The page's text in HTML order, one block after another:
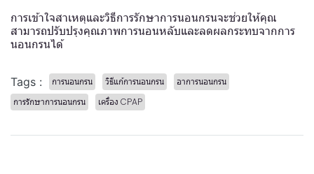
การเข้าใจสาเหตุและวิธีการรักษาการนอนกรนจะช่วยให้คุณ
สามารถปรับปรุงคุณภาพการนอนหลับและลดผลกระทบจากการ
นอนกรนได้
Tags : การนอนกรน วิธีแก้การนอนกรน
อาการนอนกรน
การรักษาการนอนกรน
เครื่อง CPAP